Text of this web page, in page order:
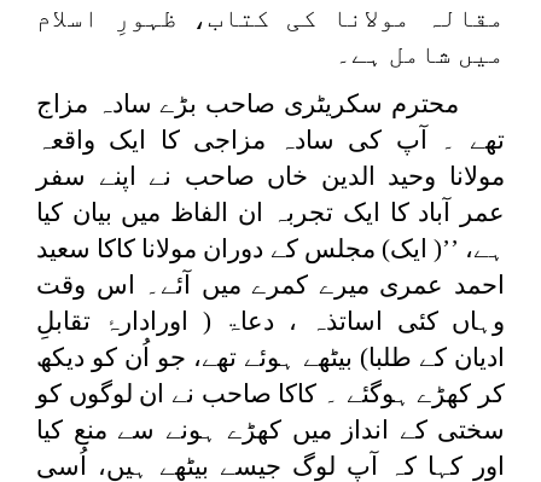
مقالہ مولانا کی کتاب، ظہورِ اسلام
میں شامل ہے۔
محترم سکریٹری صاحب بڑے سادہ مزاج
تھے ۔ آپ کی سادہ مزاجی کا ایک واقعہ
مولانا وحید الدین خاں صاحب نے اپنے سفر
عمر آباد کا ایک تجربہ ان الفاظ میں بیان کیا
ہے، ’’( ایک) مجلس کے دوران مولانا کاکا سعید
احمد عمری میرے کمرے میں آئے۔ اس وقت
وہاں کئی اساتذہ ، دعاۃ ( اورادارۂ تقابلِ
ادیان کے طلبا) بیٹھے ہوئے تھے، جو اُن کو دیکھ
کر کھڑے ہوگئے ۔ کاکا صاحب نے ان لوگوں کو
سختی کے انداز میں کھڑے ہونے سے منع کیا
اور کہا کہ آپ لوگ جیسے بیٹھے ہیں، اُسی